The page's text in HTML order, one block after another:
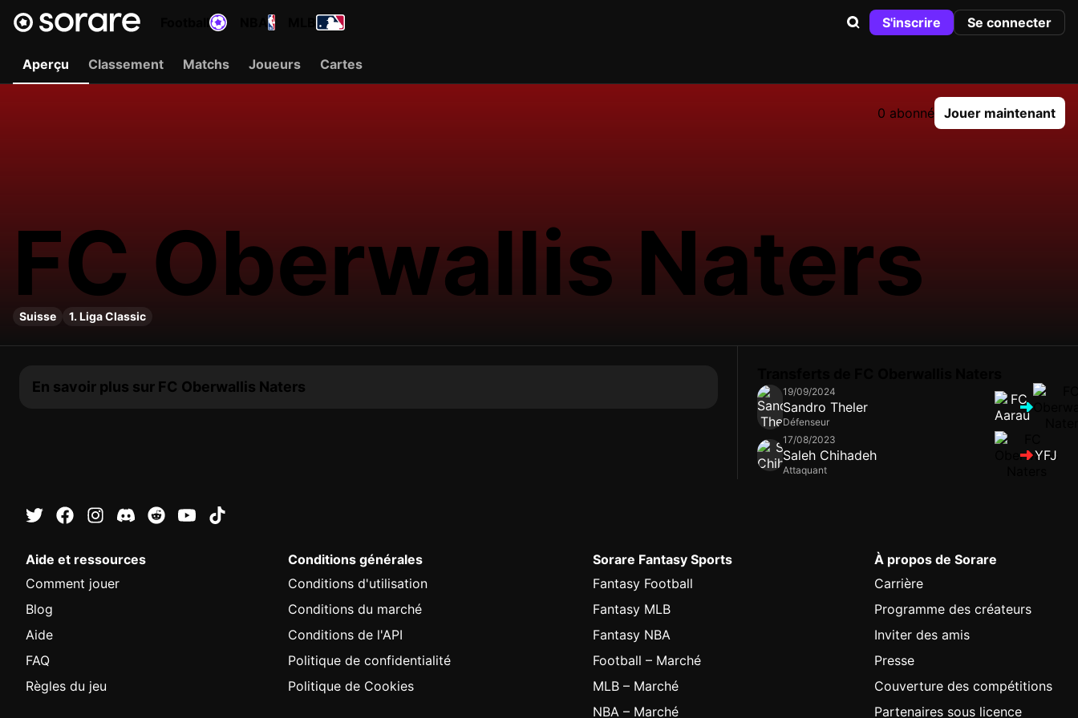
S'inscrire Se connecter
Aperçu Classement Matchs Joueurs Cartes
0 abonné Jouer maintenant
FC Oberwallis Naters
Suisse 1. Liga Classic
En savoir plus sur FC Oberwallis Naters 19/09/2024
Sandro Theler
Défenseur
17/08/2023
Saleh Chihadeh
Attaquant
YFJ
Aide et ressources
Comment jouer
Blog
Aide
FAQ
Règles du jeu
Conditions générales
Conditions d'utilisation
Conditions du marché
Conditions de l'API
Politique de confidentialité
Politique de Cookies
Sorare Fantasy Sports
Fantasy Football
Fantasy MLB
Fantasy NBA
Football – Marché
MLB – Marché
NBA – Marché
À propos de Sorare
Carrière
Programme des créateurs
Inviter des amis
Presse
Couverture des compétitions
Partenaires sous licence